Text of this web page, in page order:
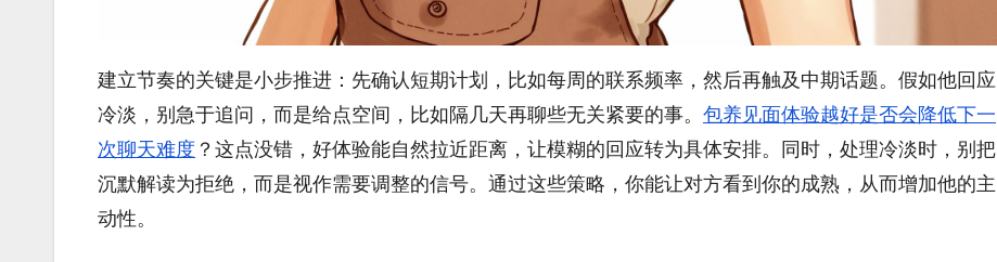
建立节奏的关键是小步推进：先确认短期计划，比如每周的联系频率，然后再触及中期话题。假如他回应
冷淡，别急于追问，而是给点空间，比如隔几天再聊些无关紧要的事。 包养见面体验越好是否会降低下一
次聊天难度 ？这点没错，好体验能自然拉近距离，让模糊的回应转为具体安排。同时，处理冷淡时，别把
沉默解读为拒绝，而是视作需要调整的信号。通过这些策略，你能让对方看到你的成熟，从而增加他的主
动性。